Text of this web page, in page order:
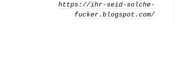
https://ihr-seid-solche-
fucker.blogspot.com/